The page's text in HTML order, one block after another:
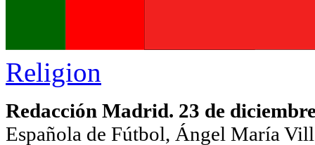
Religion
Redacción Madrid. 23 de
Española de Fútbol, Ángel María